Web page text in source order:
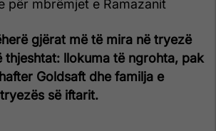
për mbrëmjet e Ramazanit
gjërat më të mira në tryezë
thjeshtat: llokuma të ngrohta, pak
Goldsaft dhe familja e
së iftarit.